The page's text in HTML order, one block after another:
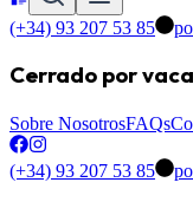
(+34) 93 207 53 85
Cerrado por
Sobre NosotrosFAQs
(+34) 93 207 53 85